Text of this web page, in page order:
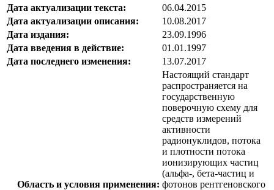
Дата актуализации текста:
06.04.2015
Дата актуализации описания:
10.08.2017
Дата издания:
23.09.1996
Дата введения в действие:
01.01.1997
Дата последнего изменения:
13.07.2017
Область и условия применения:
Настоящий стандарт
распространяется на
государственную
поверочную схему для
средств измерений
активности
радионуклидов, потока
и плотности потока
ионизирующих частиц
(альфа-, бета-частиц и
фотонов рентгеновского